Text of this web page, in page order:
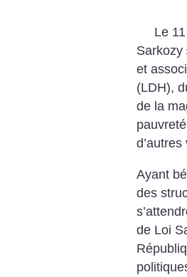
Le
Sarkozy
et
(LDH),
de la
Ayant
des
de Loi